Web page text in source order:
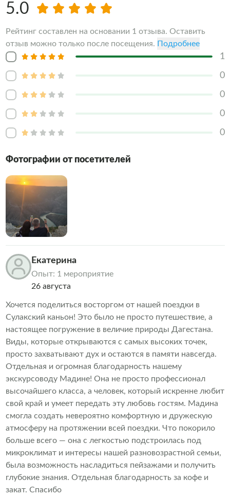
5.0
Рейтинг составлен на основании 1 отзыва. Оставить
отзыв можно только после посещения. Подробнее
1
0
0
0
0
Фотографии от посетителей
Екатерина
Опыт: 1 мероприятие
26 августа
Хочется поделиться восторгом от нашей поездки в
Сулакский каньон! Это было не просто путешествие, а
настоящее погружение в величие природы Дагестана.
Виды, которые открываются с самых высоких точек,
просто захватывают дух и остаются в памяти навсегда.
Отдельная и огромная благодарность нашему
экскурсоводу Мадине! Она не просто профессионал
высочайшего класса, а человек, который искренне любит
свой край и умеет передать эту любовь гостям. Мадина
смогла создать невероятно комфортную и дружескую
атмосферу на протяжении всей поездки. Что покорило
больше всего — она с легкостью подстроилась под
микроклимат и интересы нашей разновозрастной семьи,
была возможность насладиться пейзажами и получить
глубокие знания. Отдельная благодарность за кофе и
закат. Спасибо